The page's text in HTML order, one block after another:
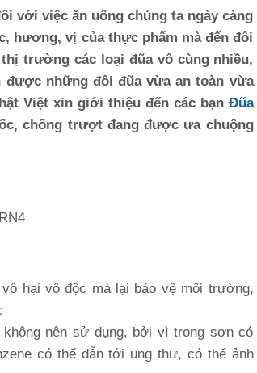
với việc ăn uống chúng ta ngày càng
hương, vị của thực phẩm mà đến đôi
trường các loại đũa vô cùng nhiều,
được những đôi đũa vừa an toàn vừa
Việt xin giới thiệu đến các bạn Đũa
chống trượt đang được ưa chuộng
hại vô độc mà lại bảo vệ môi trường,
nên sử dụng, bởi vì trong sơn có
có thể dẫn tới ung thư, có thể ảnh